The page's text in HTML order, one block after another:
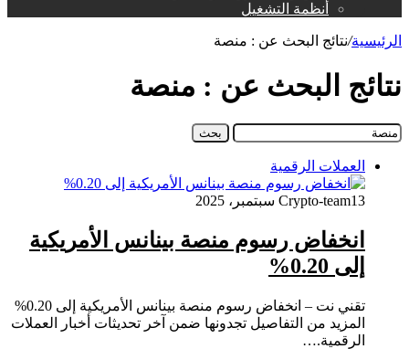
أنظمة التشغيل
الرئيسية/نتائج البحث عن : منصة
نتائج البحث عن : منصة
البحث
العملات الرقمية
Crypto-team13 سبتمبر، 2025
انخفاض رسوم منصة بينانس الأمريكية
إلى 0.20%
تقني نت – انخفاض رسوم منصة بينانس الأمريكية إلى 0.20%
المزيد من التفاصيل تجدونها ضمن آخر تحديثات أخبار العملات
الرقمية.…